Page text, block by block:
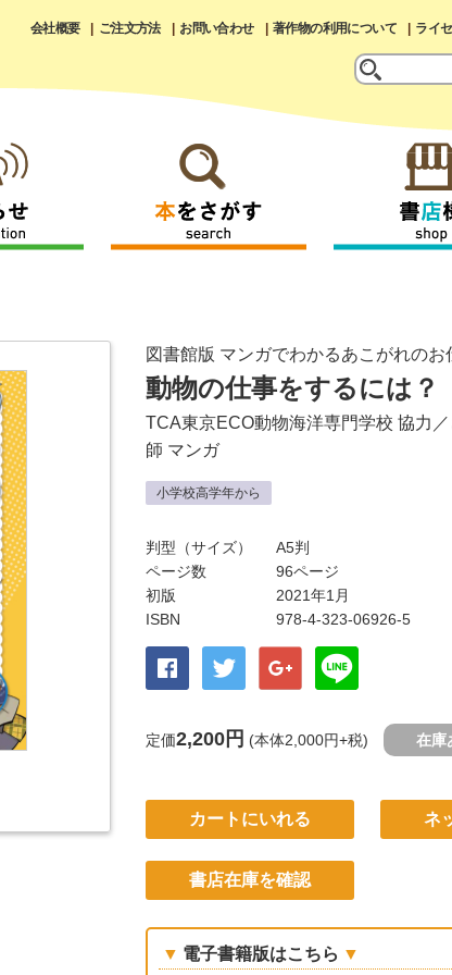
会社概要 ご注文方法 お問い合わせ 著作物の利用について ライ
図書館版 マンガでわかるあこがれのお
動物の仕事をするには？
TCA東京ECO動物海洋専門学校 協力／
師 マンガ
小学校高学年から
判型（サイズ）
A5判
ページ数
96ページ
初版
2021年1月
ISBN
978-4-323-06926-5
定価2,200円 (本体2,000円+税) 在庫
カートにいれる ネ
書店在庫を確認
電子書籍版はこちら